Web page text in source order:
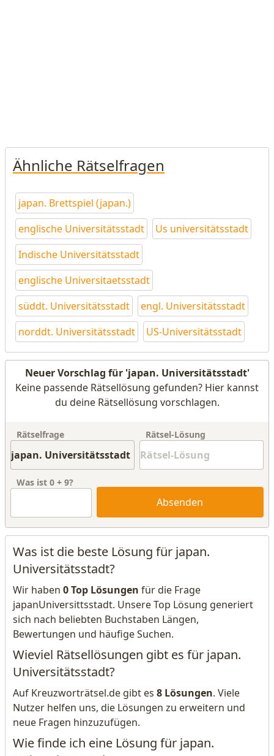
Ähnliche Rätselfragen
japan. Brettspiel (japan.)
englische Universitätsstadt
Us universitätsstadt
Indische Universitätsstadt
englische Universitaetsstadt
süddt. Universitätsstadt
engl. Universitätsstadt
norddt. Universitätsstadt
US-Universitätsstadt
Neuer Vorschlag für 'japan. Universitätsstadt'
Keine passende Rätsellösung gefunden? Hier kannst
du deine Rätsellösung vorschlagen.
Rätselfrage Rätsel-Lösung
Was ist 0 + 9?
Absenden
Was ist die beste Lösung für japan.
Universitätsstadt?
Wir haben 0 Top Lösungen für die Frage
japanUniversittsstadt. Unsere Top Lösung generiert
sich nach beliebten Buchstaben Längen,
Bewertungen und häufige Suchen.
Wieviel Rätsellösungen gibt es für japan.
Universitätsstadt?
Auf Kreuzworträtsel.de gibt es 8 Lösungen. Viele
Nutzer helfen uns, die Lösungen zu erweitern und
neue Fragen hinzuzufügen.
Wie finde ich eine Lösung für japan.